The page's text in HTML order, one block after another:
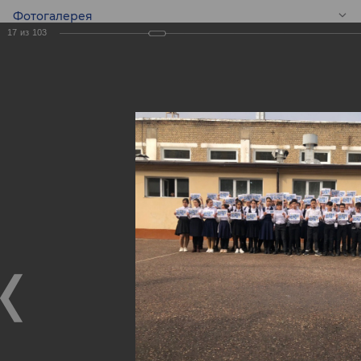
Фотогалерея
Конкурс эссе среди
школьников -
Global Money Week!
Конкурс эссе среди школьников - Global Money Week!
17 из 103